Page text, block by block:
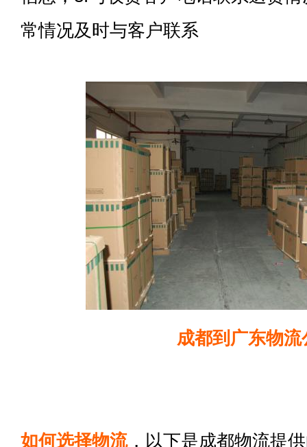
常情况及时与客户联系
成都到广东物流
如何选择物流，以下是成都物流提